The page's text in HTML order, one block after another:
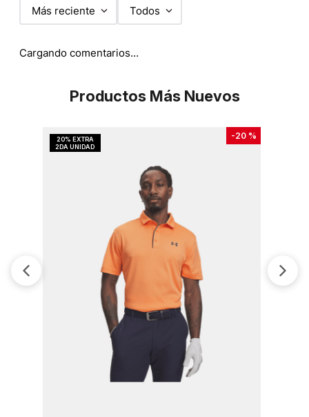
Más reciente Todos
Cargando comentarios…
Productos Más Nuevos
-20 %